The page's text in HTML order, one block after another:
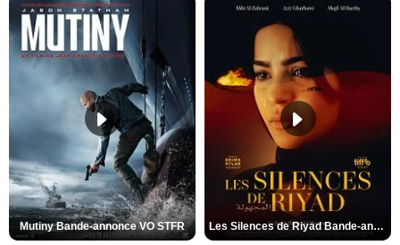
Mutiny Bande-annonce VO STFR Les Silences de Riyad Bande-annonce VO STFR